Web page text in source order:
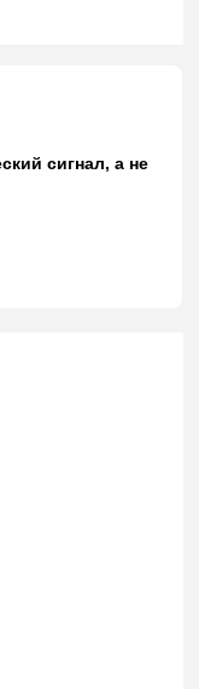
сигнал, а не